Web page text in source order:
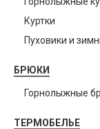
Куртки
Пуховики и
БРЮКИ
Горнолыжные
ТЕРМОБЕЛЬЕ